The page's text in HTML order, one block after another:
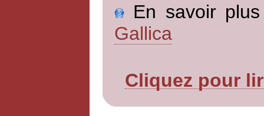
En savoir
Gallica
Cliquez pour